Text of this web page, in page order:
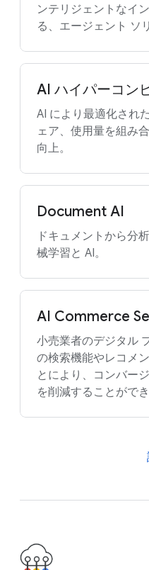
ンテリジェントなイ
る、エージェント ソ
AI ハイパーコン
AI により最適化され
ェア、使用量を組み
向上。
Document AI
ドキュメントから分
械学習と AI。
AI Commerce
小売業者のデジタル
の検索機能やレコメ
とにより、コンバー
を削減することができ